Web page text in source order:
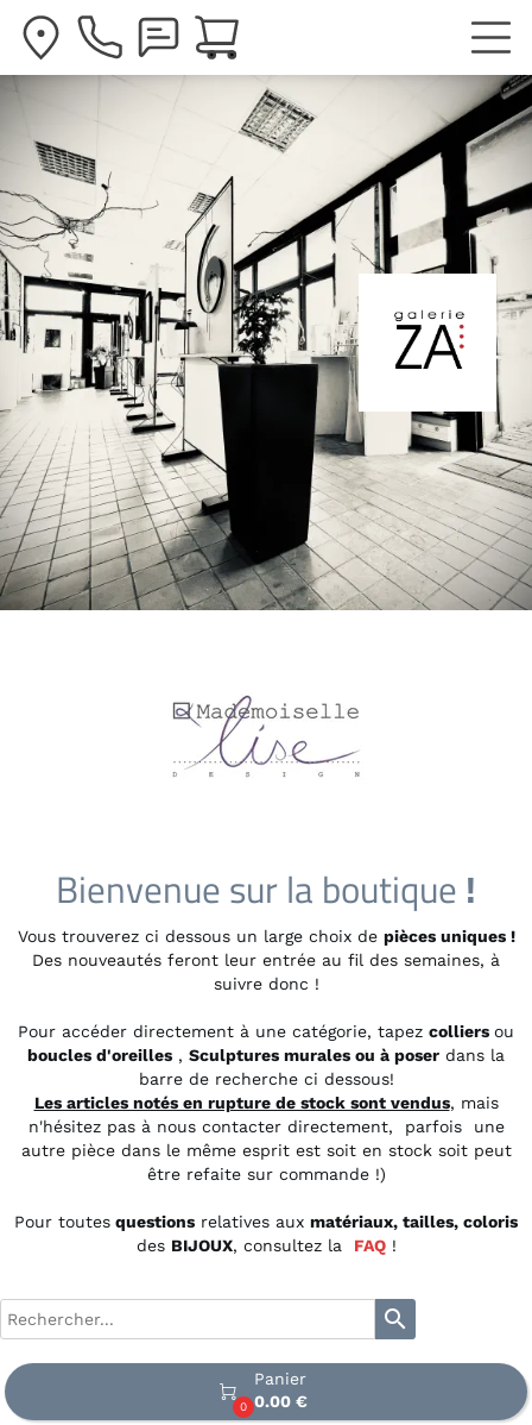
Bienvenue sur la boutique !
Vous trouverez ci dessous un large choix de pièces uniques !
Des nouveautés feront leur entrée au fil des semaines, à
suivre donc !
Pour accéder directement à une catégorie, tapez colliers ou
boucles d'oreilles , Sculptures murales ou à poser dans la
barre de recherche ci dessous!
Les articles notés en rupture de stock sont vendus, mais
n'hésitez pas à nous contacter directement, parfois une
autre pièce dans le même esprit est soit en stock soit peut
être refaite sur commande !)
Pour toutes questions relatives aux matériaux, tailles, coloris
des BIJOUX, consultez la FAQ!
search

0
Panier
0.00 €